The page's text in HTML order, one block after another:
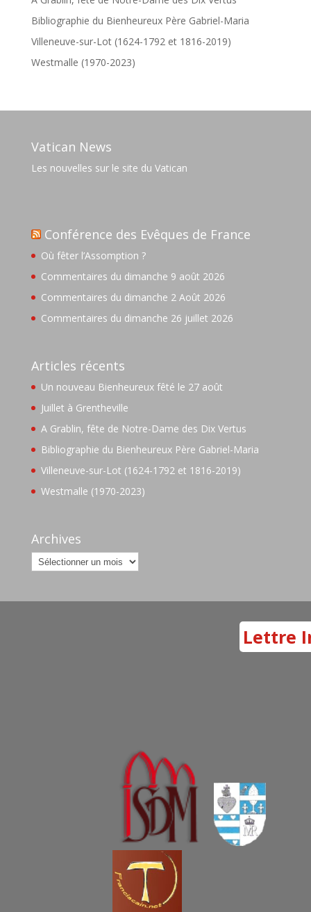
Bibliographie du Bienheureux Père Gabriel-Maria
Villeneuve-sur-Lot (1624-1792 et 1816-2019)
Westmalle (1970-2023)
Vatican News
Les nouvelles sur le site du Vatican
Conférence des Evêques de France
Où fêter l’Assomption ?
Commentaires du dimanche 9 août 2026
Commentaires du dimanche 2 Août 2026
Commentaires du dimanche 26 juillet 2026
Articles récents
Un nouveau Bienheureux fêté le 27 août
Juillet à Grentheville
A Grablin, fête de Notre-Dame des Dix Vertus
Bibliographie du Bienheureux Père Gabriel-Maria
Villeneuve-sur-Lot (1624-1792 et 1816-2019)
Westmalle (1970-2023)
Archives
Archives
Lettre